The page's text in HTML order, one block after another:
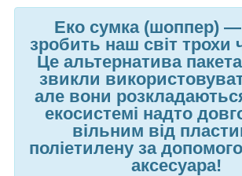
Еко сумка (шоппер) —
зробить наш світ трохи
Це альтернатива
звикли
але вони
екосистемі надто
вільним від
поліетилену за
аксесуара!